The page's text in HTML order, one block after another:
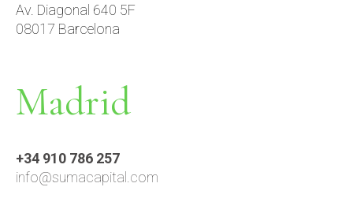
Av. Diagonal 640 5F
08017 Barcelona
Madrid
+34 910 786 257
info@sumacapital.com